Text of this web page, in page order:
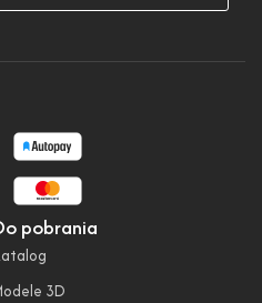
pobrania
3D